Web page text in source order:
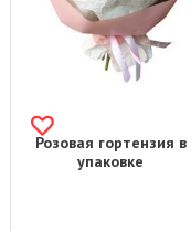
Розовая гортензия в
упаковке